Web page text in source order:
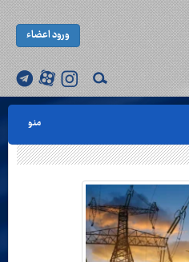
ورود اعضاء
منو